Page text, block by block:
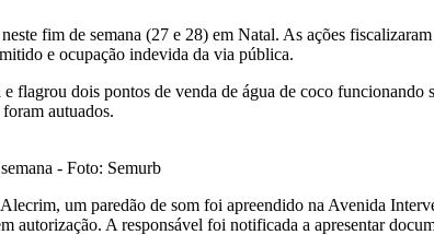
fim de semana (27 e 28) em Natal. As ações
e ocupação indevida da via pública.
dois pontos de venda de água de coco funcionando
autuados.
- Foto: Semurb
um paredão de som foi apreendido na Avenida
A responsável foi notificada a apresentar